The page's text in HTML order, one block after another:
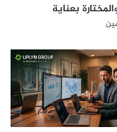
بعناية